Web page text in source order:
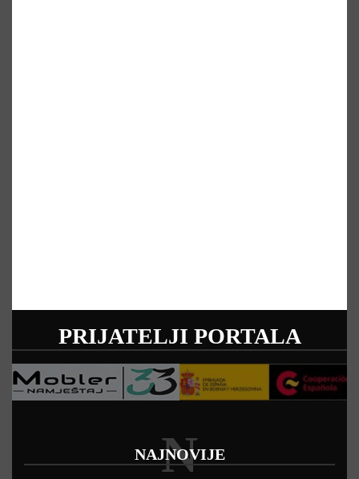
PRIJATELJI PORTALA
NAJNOVIJE
N